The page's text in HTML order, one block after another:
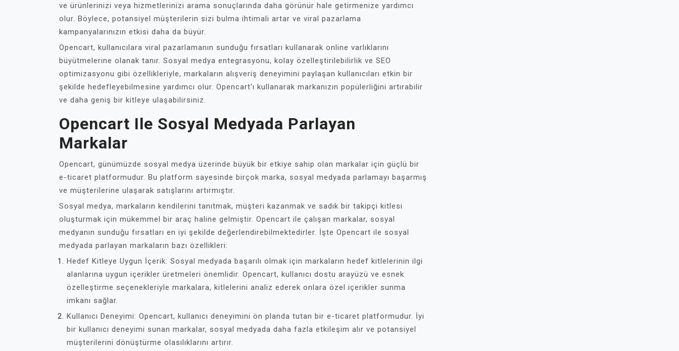
ve ürünlerinizi veya hizmetlerinizi arama sonuçlarında daha görünür hale getirmenize yardımcı
olur. Böylece, potansiyel müşterilerin sizi bulma ihtimali artar ve viral pazarlama
kampanyalarınızın etkisi daha da büyür.
Opencart, kullanıcılara viral pazarlamanın sunduğu fırsatları kullanarak online varlıklarını
büyütmelerine olanak tanır. Sosyal medya entegrasyonu, kolay özelleştirilebilirlik ve SEO
optimizasyonu gibi özellikleriyle, markaların alışveriş deneyimini paylaşan kullanıcıları etkin bir
şekilde hedefleyebilmesine yardımcı olur. Opencart'ı kullanarak markanızın popülerliğini artırabilir
ve daha geniş bir kitleye ulaşabilirsiniz.
Opencart Ile Sosyal Medyada Parlayan
Markalar
Opencart, günümüzde sosyal medya üzerinde büyük bir etkiye sahip olan markalar için güçlü bir
e-ticaret platformudur. Bu platform sayesinde birçok marka, sosyal medyada parlamayı başarmış
ve müşterilerine ulaşarak satışlarını artırmıştır.
Sosyal medya, markaların kendilerini tanıtmak, müşteri kazanmak ve sadık bir takipçi kitlesi
oluşturmak için mükemmel bir araç haline gelmiştir. Opencart ile çalışan markalar, sosyal
medyanın sunduğu fırsatları en iyi şekilde değerlendirebilmektedirler. İşte Opencart ile sosyal
medyada parlayan markaların bazı özellikleri:
Hedef Kitleye Uygun İçerik: Sosyal medyada başarılı olmak için markaların hedef kitlelerinin ilgi
alanlarına uygun içerikler üretmeleri önemlidir. Opencart, kullanıcı dostu arayüzü ve esnek
özelleştirme seçenekleriyle markalara, kitlelerini analiz ederek onlara özel içerikler sunma
imkanı sağlar.
Kullanıcı Deneyimi: Opencart, kullanıcı deneyimini ön planda tutan bir e-ticaret platformudur. İyi
bir kullanıcı deneyimi sunan markalar, sosyal medyada daha fazla etkileşim alır ve potansiyel
müşterilerini dönüştürme olasılıklarını artırır.